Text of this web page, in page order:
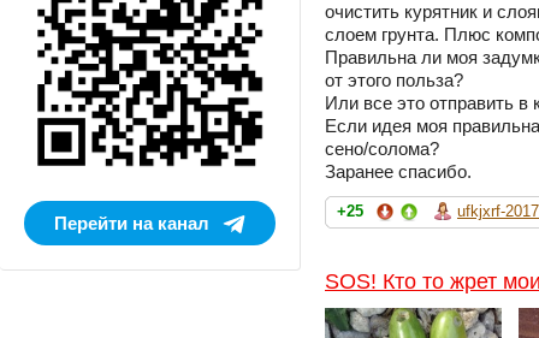
очистить курятник и
слоем грунта. Плюс
Правильна ли моя
от этого польза?
Или все это отправить в
Если идея моя
сено/солома?
Заранее спасибо.
+25 ufkjxrf-2017
SOS! Кто то жрет
Перейти на канал